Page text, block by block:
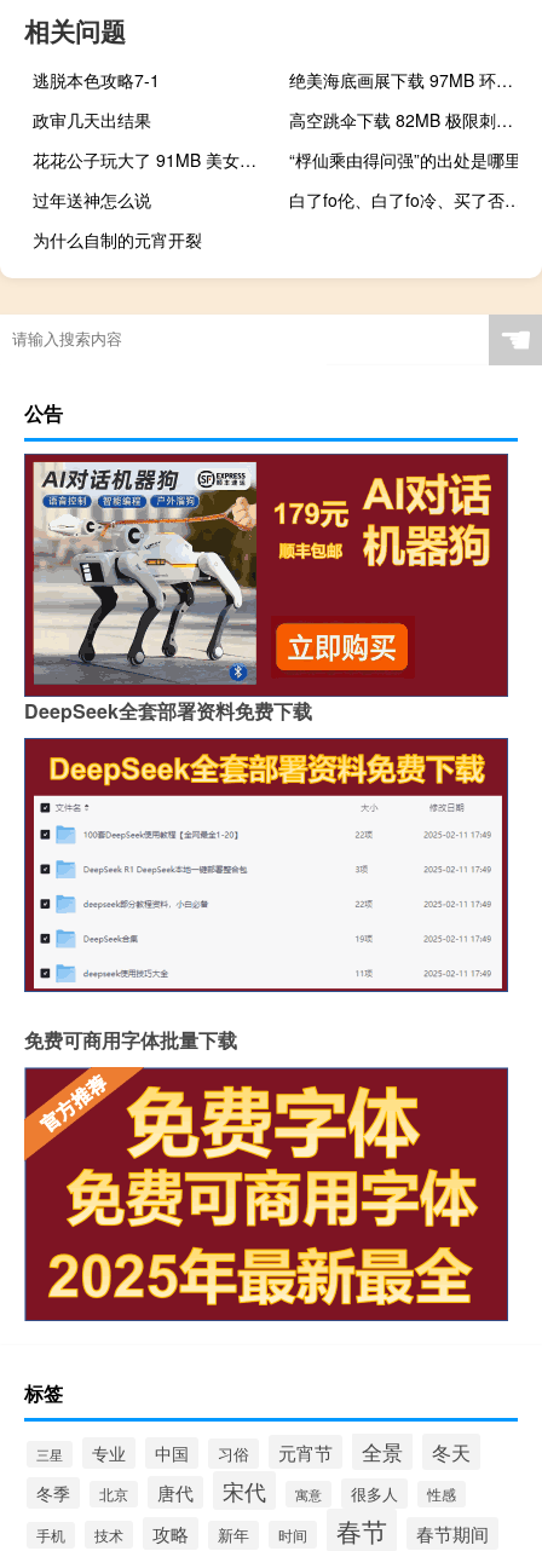
相关问题
逃脱本色攻略7-1
绝美海底画展下载 97MB 环球旅行类VR视频
政审几天出结果
高空跳伞下载 82MB 极限刺激类VR视频
花花公子玩大了 91MB 美女时尚类VR视频
“桴仙乘由得问强”的出处是哪里
过年送神怎么说
白了fo伦、白了fo冷、买了否冷是什么意思，表达什么什么梗
为什么自制的元宵开裂
☚
公告
DeepSeek全套部署资料免费下载
免费可商用字体批量下载
标签
三星 专业 中国 习俗 元宵节 全景 冬天
冬季 北京 唐代 宋代 寓意 很多人 性感
手机 技术 攻略 新年 时间 春节
春节期间